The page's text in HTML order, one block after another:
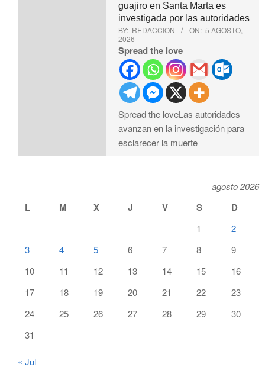
guajiro en Santa Marta es
investigada por las autoridades
BY: REDACCION ON: 5 AGOSTO,
2026
Spread the love
Spread the loveLas autoridades
avanzan en la investigación para
esclarecer la muerte
agosto 2026
L M X J V S D
1
2
3
4 5 6 7 8
9
10
11 12 13 14 15
16
17
18 19 20 21 22
23
24
25 26 27 28 29
30
31
« Jul